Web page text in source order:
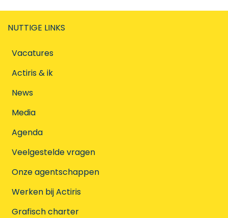
NUTTIGE LINKS
Vacatures
Actiris & ik
News
Media
Agenda
Veelgestelde vragen
Onze agentschappen
Werken bij Actiris
Grafisch charter